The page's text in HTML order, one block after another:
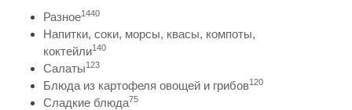
Разное1440
Напитки, соки, морсы, квасы, компоты,
коктейли140
Салаты123
Блюда из картофеля овощей и грибов120
Сладкие блюда75